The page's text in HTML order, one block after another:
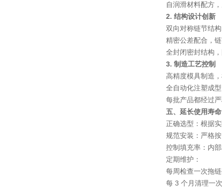
自润滑材料配方
2. 结构设计创新
双向对称链节结
精密公差配合，
全封闭密封结构
3. 制造工艺控制
高精度模具制造
全自动化注塑成
每批产品都经过
五、延长使用寿
正确选型 ：根据
规范安装 ：严格
控制填充率 ：内
定期维护 ：
每周检查一次拖
每 3 个月清理一